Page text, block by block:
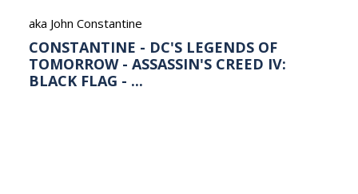
aka John Constantine
CONSTANTINE - DC'S LEGENDS OF
TOMORROW - ASSASSIN'S CREED IV:
BLACK FLAG - ...